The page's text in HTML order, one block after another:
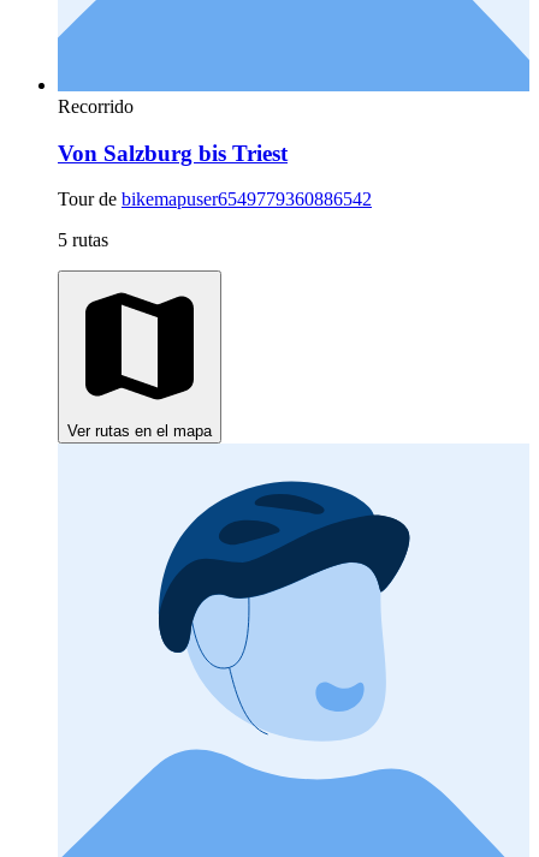
Recorrido
Von Salzburg bis Triest
Tour de bikemapuser6549779360886542
5 rutas
Ver rutas en el mapa